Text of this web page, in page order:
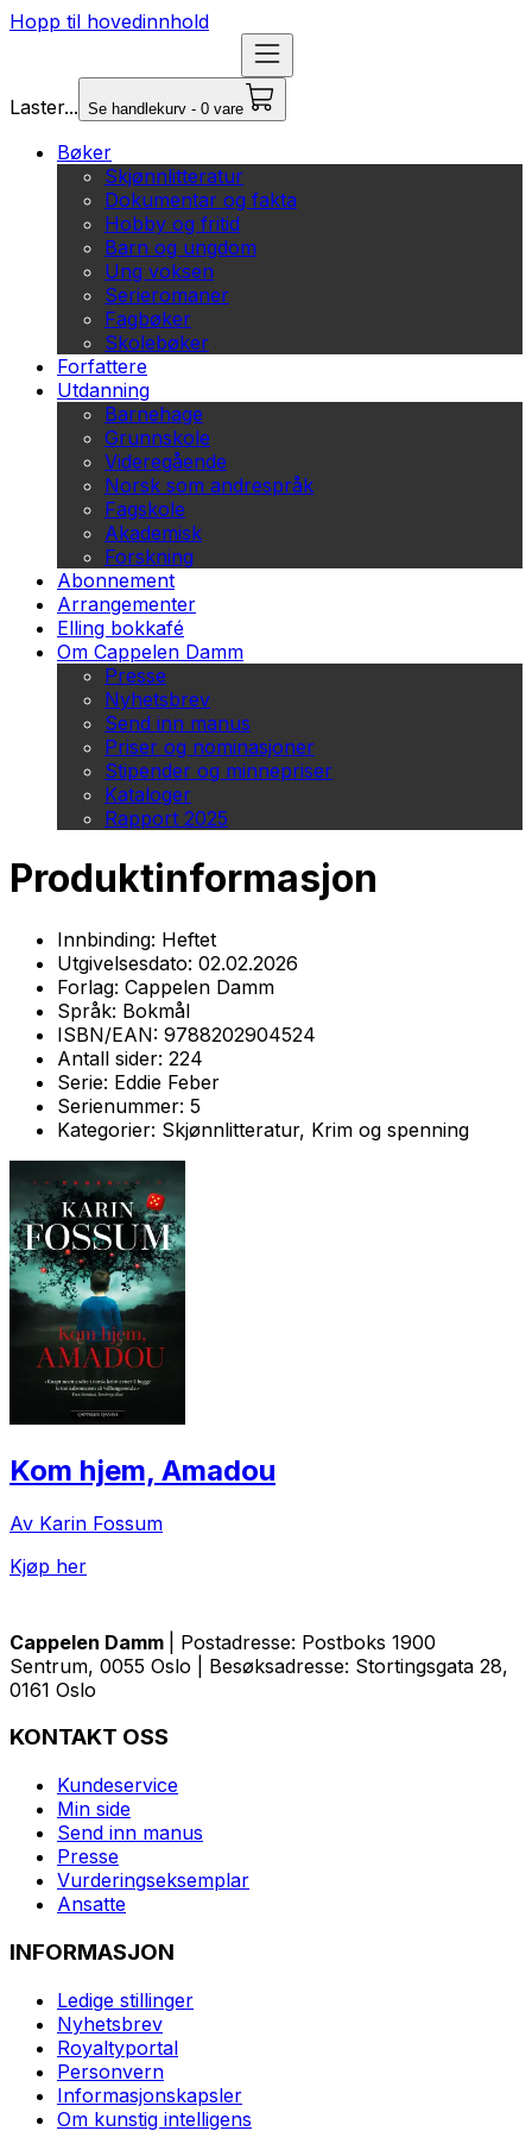
Hopp til hovedinnhold
Laster... Se handlekurv - 0 vare
Bøker
Skjønnlitteratur
Dokumentar og fakta
Hobby og fritid
Barn og ungdom
Ung voksen
Serieromaner
Fagbøker
Skolebøker
Forfattere
Utdanning
Barnehage
Grunnskole
Videregående
Norsk som andrespråk
Fagskole
Akademisk
Forskning
Abonnement
Arrangementer
Elling bokkafé
Om Cappelen Damm
Presse
Nyhetsbrev
Send inn manus
Priser og nominasjoner
Stipender og minnepriser
Kataloger
Rapport 2025
Produktinformasjon
Innbinding: Heftet
Utgivelsesdato: 02.02.2026
Forlag: Cappelen Damm
Språk: Bokmål
ISBN/EAN: 9788202904524
Antall sider: 224
Serie: Eddie Feber
Serienummer: 5
Kategorier: Skjønnlitteratur, Krim og spenning
Kom hjem, Amadou
Av Karin Fossum
Kjøp her
Cappelen Damm
| Postadresse: Postboks 1900
Sentrum, 0055 Oslo | Besøksadresse: Stortingsgata 28,
0161 Oslo
KONTAKT OSS
Kundeservice
Min side
Send inn manus
Presse
Vurderingseksemplar
Ansatte
INFORMASJON
Ledige stillinger
Nyhetsbrev
Royaltyportal
Personvern
Informasjonskapsler
Om kunstig intelligens